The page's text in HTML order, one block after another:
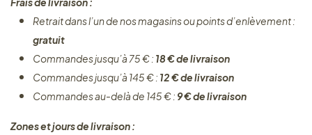
Retrait dans l’un de nos magasins ou points d’enlèvement :
gratuit
Commandes jusqu’à 75 € : 18 € de livraison
Commandes jusqu’à 145 € : 12 € de livraison
Commandes au-delà de 145 € : 9 € de livraison
Zones et jours de livraison :